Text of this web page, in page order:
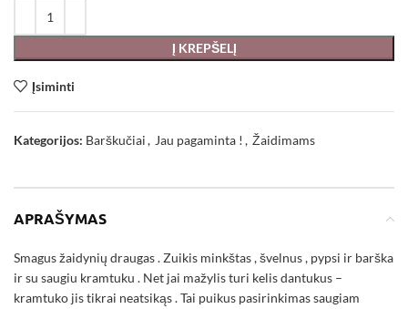
Į KREPŠELĮ
Įsiminti
Kategorijos: Barškučiai, Jau pagaminta ! , Žaidimams
APRAŠYMAS
Smagus žaidynių draugas . Zuikis minkštas , švelnus , pypsi ir barška
ir su saugiu kramtuku . Net jai mažylis turi kelis dantukus –
kramtuko jis tikrai neatsikąs . Tai puikus pasirinkimas saugiam